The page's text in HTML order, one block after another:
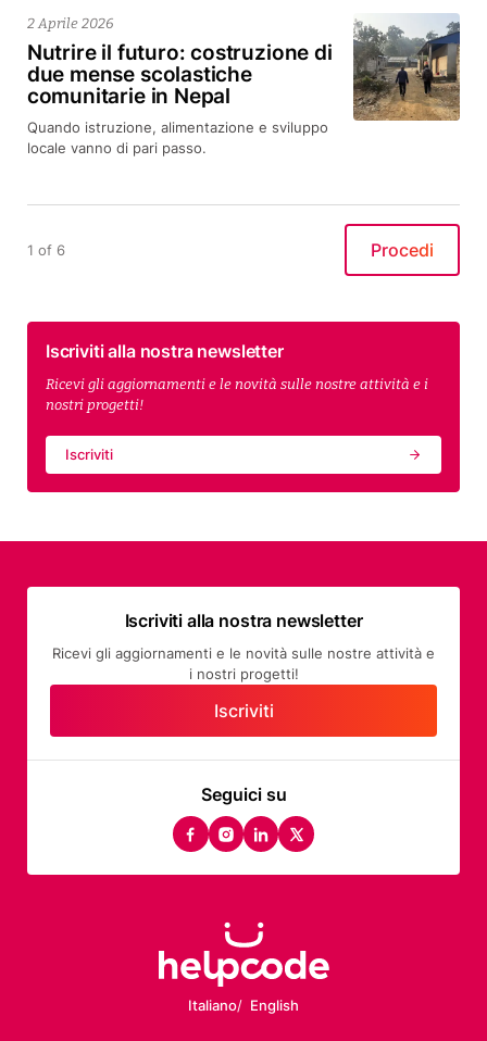
Nutrire il futuro: costruzione di
due mense scolastiche
comunitarie in Nepal
2 Aprile 2026
Quando istruzione, alimentazione e sviluppo
locale vanno di pari passo.
1 of 6 Procedi
Iscriviti alla nostra newsletter
Ricevi gli aggiornamenti e le novità sulle nostre attività e i
nostri progetti!
Iscriviti
Seguici su
facebook
instagram
linkedin
twitter
Iscriviti alla nostra newsletter
Ricevi gli aggiornamenti e le novità sulle nostre attività e
i nostri progetti!
Iscriviti
Italiano English